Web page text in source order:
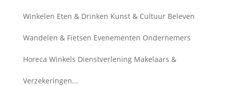
Winkelen Eten & Drinken Kunst & Cultuur Beleven
Wandelen & Fietsen Evenementen Ondernemers
Horeca Winkels Dienstverlening Makelaars &
Verzekeringen...